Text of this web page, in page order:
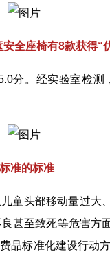
全座椅有8款获得“
分。经实验室检
准的标准
童头部移动量过大
甚至致死等危害方
品标准化建设行动